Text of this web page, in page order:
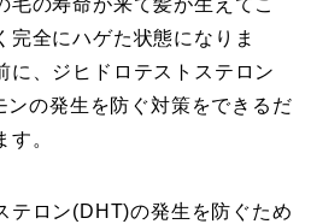
毛の寿命が来て髪が生えてこ
完全にハゲた状態になりま
に、ジヒドロテストステロン
の発生を防ぐ対策をできるだ
。
テロン(DHT)の発生を防ぐため